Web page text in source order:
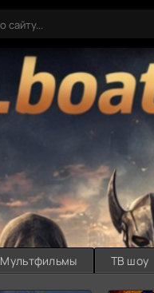
Мультфильмы ТВ шоу